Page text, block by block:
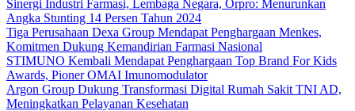
Sinergi Industri Farmasi, Lembaga Negara, Orpro: Menurunkan
Angka Stunting 14 Persen Tahun 2024
Tiga Perusahaan Dexa Group Mendapat Penghargaan Menkes,
Komitmen Dukung Kemandirian Farmasi Nasional
STIMUNO Kembali Mendapat Penghargaan Top Brand For Kids
Awards, Pioner OMAI Imunomodulator
Argon Group Dukung Transformasi Digital Rumah Sakit TNI AD,
Meningkatkan Pelayanan Kesehatan